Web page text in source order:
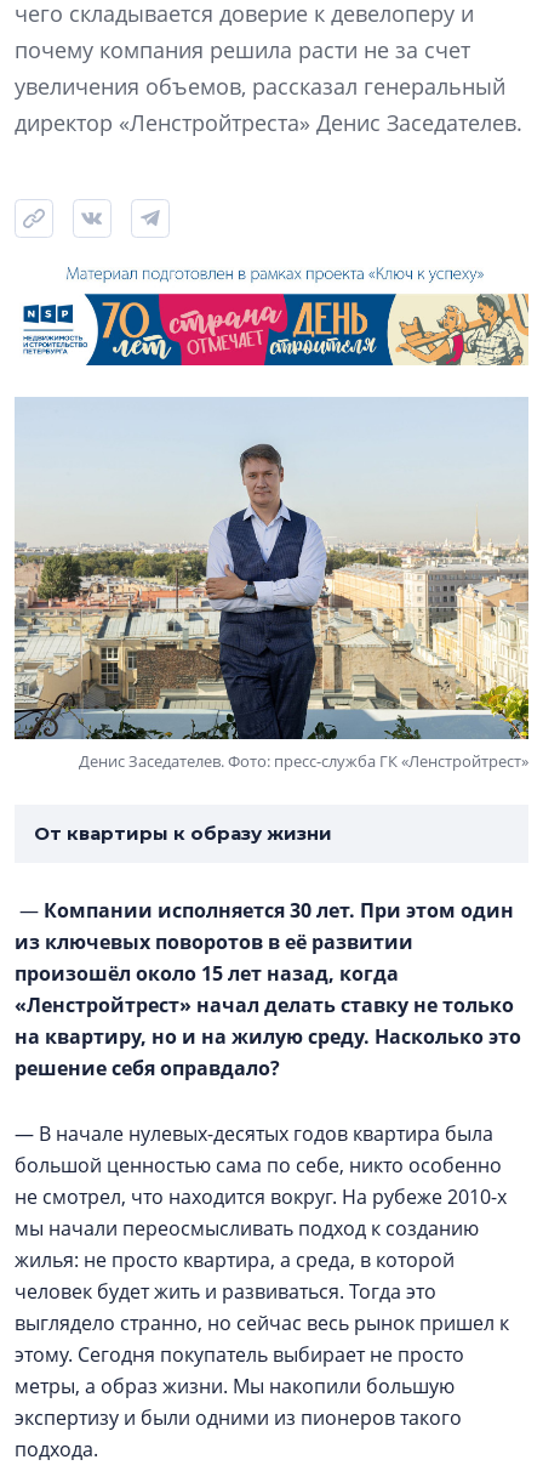
чего складывается доверие к девелоперу и
почему компания решила расти не за счет
увеличения объемов, рассказал генеральный
директор «Ленстройтреста» Денис Заседателев.
Денис Заседателев. Фото: пресс-служба ГК «Ленстройтрест»
От квартиры к образу жизни
— Компании исполняется 30 лет. При этом один
из ключевых поворотов в её развитии
произошёл около 15 лет назад, когда
«Ленстройтрест» начал делать ставку не только
на квартиру, но и на жилую среду. Насколько это
решение себя оправдало?
— В начале нулевых-десятых годов квартира была
большой ценностью сама по себе, никто особенно
не смотрел, что находится вокруг. На рубеже 2010-х
мы начали переосмысливать подход к созданию
жилья: не просто квартира, а среда, в которой
человек будет жить и развиваться. Тогда это
выглядело странно, но сейчас весь рынок пришел к
этому. Сегодня покупатель выбирает не просто
метры, а образ жизни. Мы накопили большую
экспертизу и были одними из пионеров такого
подхода.